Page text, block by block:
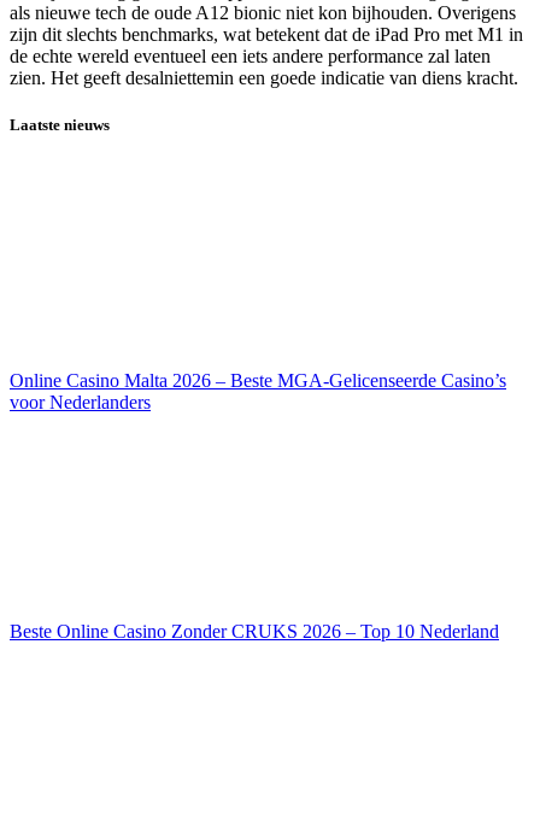
als nieuwe tech de oude A12 bionic niet kon bijhouden. Overigens
zijn dit slechts benchmarks, wat betekent dat de iPad Pro met M1 in
de echte wereld eventueel een iets andere performance zal laten
zien. Het geeft desalniettemin een goede indicatie van diens kracht.
Laatste nieuws
Online Casino Malta 2026 – Beste MGA-Gelicenseerde Casino’s
voor Nederlanders
Beste Online Casino Zonder CRUKS 2026 – Top 10 Nederland